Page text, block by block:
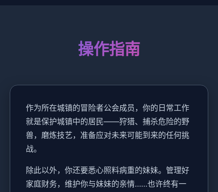
操作指南
作为所在城镇的冒险者公会成员，你的日常工作
就是保护城镇中的居民——狩猎、捕杀危险的野
兽，磨炼技艺，准备应对未来可能到来的任何挑
战。
除此以外，你还要悉心照料病重的妹妹。管理好
家庭财务，维护你与妹妹的亲情……也许终有一